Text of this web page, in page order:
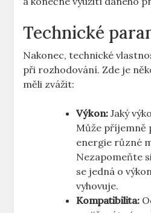
Technické
Nakonec, technické
při rozhodování. ⁤Zde ​je
měli zvážit:
Výkon: Jaký
Může příjemně
‌energie různé
Nezapomeňte
se jedná o
vyhovuje.
Kompatibilita: